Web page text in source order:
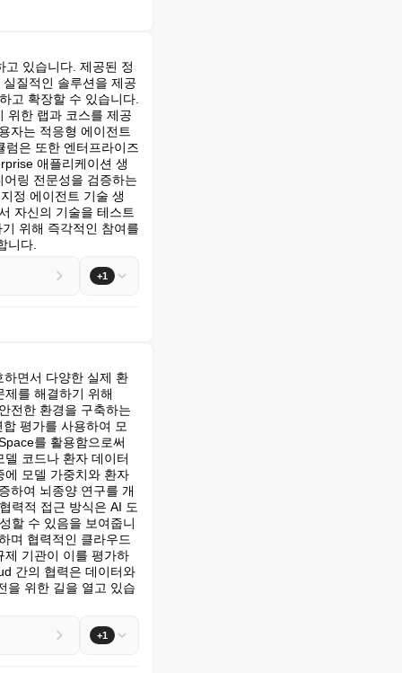
있습니다. 제공된 정
질적인 솔루션을 제공
고 확장할 수 있습니다.
위한 랩과 코스를 제공
자는 적응형 에이전트
럼은 또한 엔터프라이즈
애플리케이션 생
링 전문성을 검증하는
정 에이전트 기술 생
자신의 기술을 테스트
위해 즉각적인 참여를
니다.
+1
면서 다양한 실제 환
를 해결하기 위해
전한 환경을 구축하는
평가를 사용하여 모
를 활용함으로써
코드나 환자 데이터
에 모델 가중치와 환자
하여 뇌종양 연구를 개
력적 접근 방식은 AI 도
할 수 있음을 보여줍니
며 협력적인 클라우드
제 기관이 이를 평가하
간의 협력은 데이터와
을 위한 길을 열고 있습
+1